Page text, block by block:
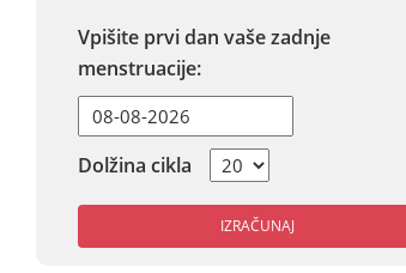
Vpišite prvi dan vaše zadnje
menstruacije:
Dolžina cikla
IZRAČUNAJ